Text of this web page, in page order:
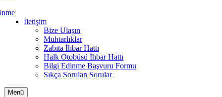
İletişim
Bize Ulaşın
Muhtarlıklar
Zabıta İhbar Hattı
Halk Otobüsü İhbar Hattı
Bilgi Edinme Başvuru Formu
Sıkça Sorulan Sorular
Menü